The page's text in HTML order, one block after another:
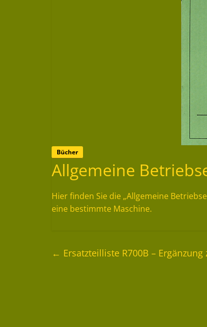
Bücher
Allgemeine
Hier finden Sie die „Allgemeine
eine bestimmte Maschine.
← Ersatzteilliste R700B –